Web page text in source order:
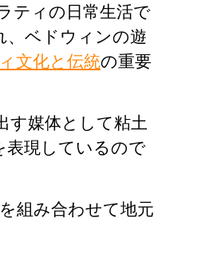
ティの日常生活で
、ベドウィンの遊
文化と伝統の重要
す媒体として粘土
表現しているので
組み合わせて地元